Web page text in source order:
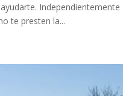
te presten la...